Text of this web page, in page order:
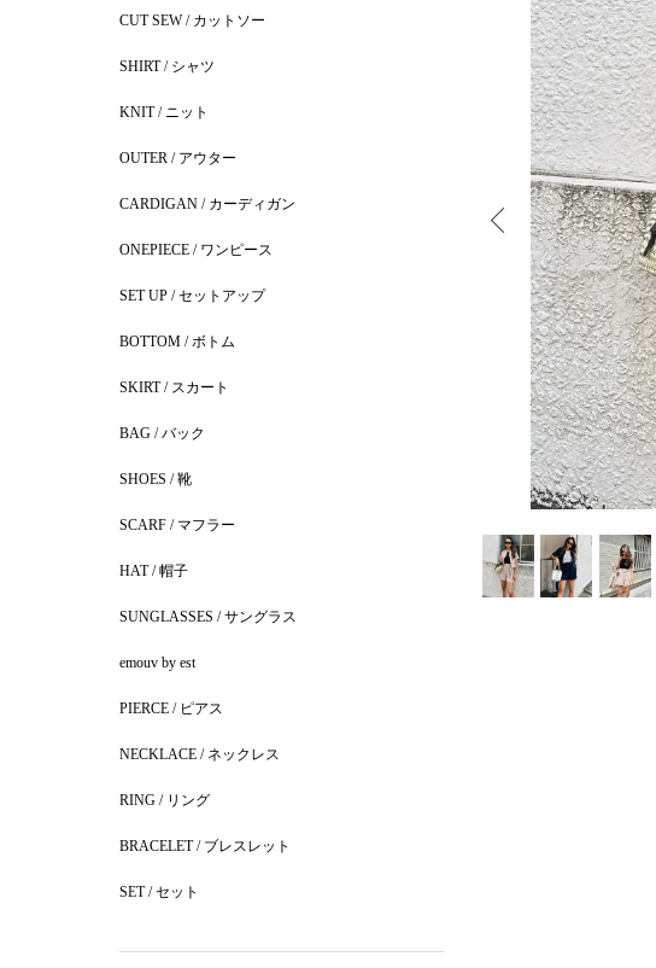
CUT SEW / カットソー
SHIRT / シャツ
KNIT / ニット
OUTER / アウター
CARDIGAN / カーディガン
ONEPIECE / ワンピース
SET UP / セットアップ
BOTTOM / ボトム
SKIRT / スカート
BAG / バック
SHOES / 靴
SCARF / マフラー
HAT / 帽子
SUNGLASSES / サングラス
emouv by est
PIERCE / ピアス
NECKLACE / ネックレス
RING / リング
BRACELET / ブレスレット
SET / セット